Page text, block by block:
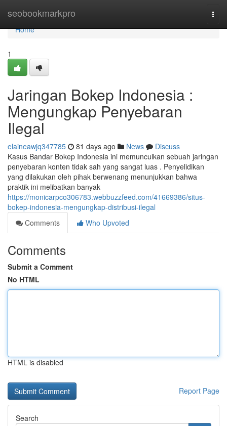
seobookmarkpro
Home
Home
1
Jaringan Bokep Indonesia :
Mengungkap Penyebaran
Ilegal
elaineawjq347785 81 days ago News
Discuss
Kasus Bandar Bokep Indonesia ini memunculkan sebuah jaringan
penyebaran konten tidak sah yang sangat luas . Penyelidikan
yang dilakukan oleh pihak berwenang menunjukkan bahwa
praktik ini melibatkan banyak
https://monicarpco306783.webbuzzfeed.com/41669386/situs-
bokep-indonesia-mengungkap-distribusi-ilegal
Comments
Who Upvoted
Comments
Submit a Comment
No HTML
HTML is disabled
Report Page
Search